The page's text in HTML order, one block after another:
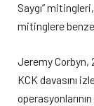
Saygı”
mitinglere
Jeremy Corbyn,
KCK davasını